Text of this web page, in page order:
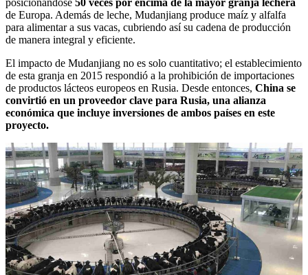
de Europa. Además de leche, Mudanjiang produce maíz y alfalfa
para alimentar a sus vacas, cubriendo así su cadena de producción
de manera integral y eficiente.
El impacto de Mudanjiang no es solo cuantitativo; el establecimiento
de esta granja en 2015 respondió a la prohibición de importaciones
de productos lácteos europeos en Rusia. Desde entonces, China se
convirtió en un proveedor clave para Rusia, una alianza
económica que incluye inversiones de ambos países en este
proyecto.